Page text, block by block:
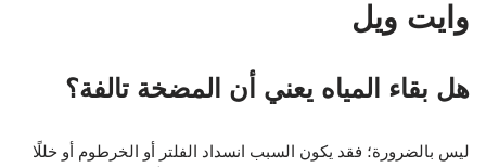
وايت ويل
هل بقاء المياه يعني أن المضخة تالفة؟
ليس بالضرورة؛ فقد يكون السبب انسداد الفلتر أو الخرطوم أو خللًا